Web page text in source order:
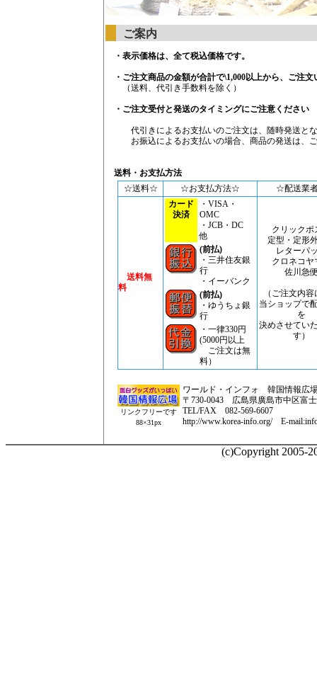
ご案内
・表示価格は、全て税込価格です。
・ご注文商品の金額が合計で\1,000以上から、ご注
（送料、代引き手数料を除く）
・ご注文受付と発送のタイミングにご注意ください
代引きによるお支払いのご注文は、随時発送とな
お振込によるお支払いの場合、商品の発送は、ご
送料・お支払方法
☆送料☆
☆お支払方法☆ ☆配送業
送料無
料
カード
決済
・VISA・
OMC
・JCB・DC
他
(前払)
・三井住友銀
行
・イーバンク
(前払)
・ゆうちょ銀
行
・一律330円
(5000円以上
ご注文は無
料）
クリックポ
定型・定形
レターパ
クロネコヤ
佐川急
（ご注文内
当ショップで
を
決めさせてい
す）
リンクフリーです
88×31px
ワールド・インフォ 韓国情報広
〒730-0043 広島県廣島市中区富士
TEL/FAX 082-569-6607
http://www.korea-info.org/ E-
(c)Copyright 2005-